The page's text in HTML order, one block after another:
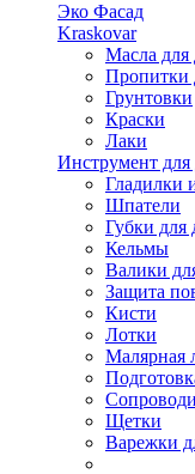
Эко Фасад
Kraskovar
Масла для
Пропитки
Грунтовки
Краски
Лаки
Инструмент для
Гладилки
Шпатели
Губки для
Кельмы
Валики
Защита
Кисти
Лотки
Малярная
Щетки
Варежки